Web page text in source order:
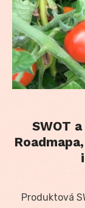
SWOT
Produktová